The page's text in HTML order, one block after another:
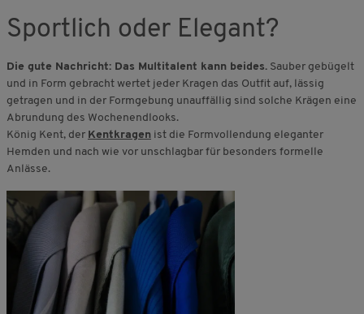
Sportlich oder Elegant?
Die gute Nachricht: Das Multitalent kann beides. Sauber gebügelt
und in Form gebracht wertet jeder Kragen das Outfit auf, lässig
getragen und in der Formgebung unauffällig sind solche Krägen eine
Abrundung des Wochenendlooks.
König Kent, der Kentkragen ist die Formvollendung eleganter
Hemden und nach wie vor unschlagbar für besonders formelle
Anlässe.